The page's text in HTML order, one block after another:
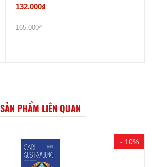
132.000₫
165.000₫
SẢN PHẨM LIÊN QUAN
- 10%